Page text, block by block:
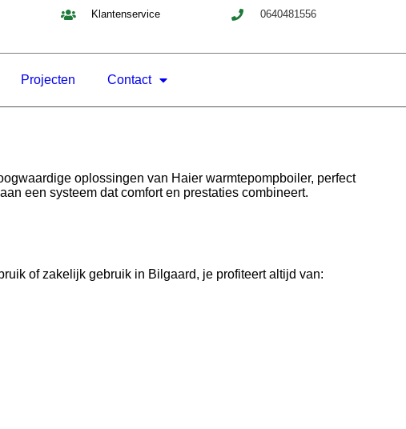
Klantenservice 0640481556
Projecten Contact
oplossingen van Haier warmtepompboiler, perfect
een systeem dat comfort en prestaties combineert.
of zakelijk gebruik in Bilgaard, je profiteert altijd van: